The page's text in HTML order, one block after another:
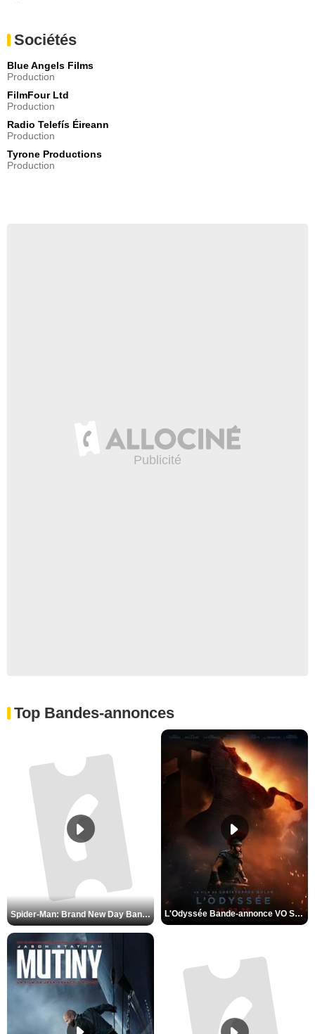
Sociétés
Blue Angels Films
Production
FilmFour Ltd
Production
Radio Telefís Éireann
Production
Tyrone Productions
Production
Top Bandes-annonces
Spider-Man: Brand New Day Bande-annonce VO STFR L'Odyssée Bande-annonce VO STFR